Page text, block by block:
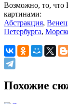
Возможно, то, что
картинами:
Абстракция,
Петербурга,
Похожие